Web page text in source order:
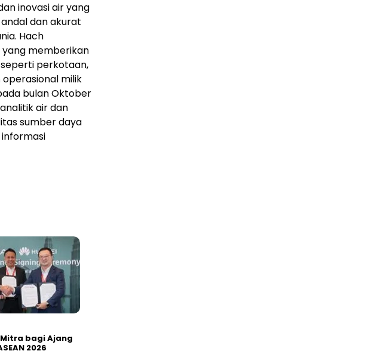
inovasi air yang
dan akurat
Hach
yang memberikan
perkotaan,
operasional milik
bulan Oktober
air dan
sumber daya
bagi Ajang
2026